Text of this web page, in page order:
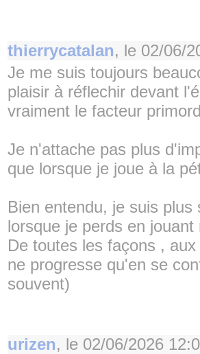
thierrycatalan, le 02/06/
Je me suis toujours
plaisir à réflechir devant
vraiment le facteur
Je n'attache pas plus
que lorsque je joue à la
Bien entendu, je suis
lorsque je perds en jouant
De toutes les façons ,
ne progresse qu'en se
souvent)
urizen, le 02/06/2026